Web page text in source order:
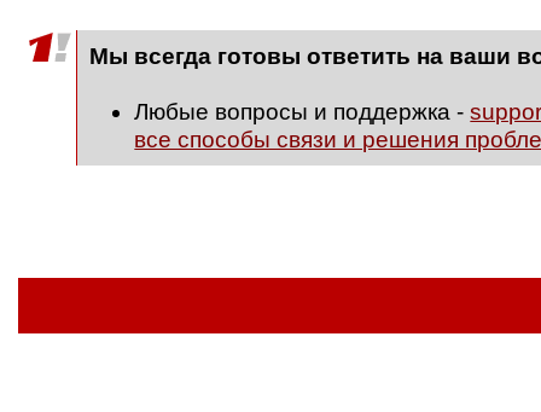
Мы всегда готовы ответить на ваши
Любые вопросы и поддержка -
все способы связи и решения